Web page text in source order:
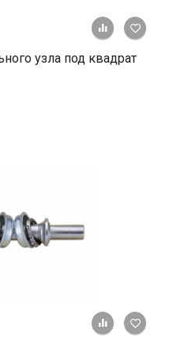
+ К
узла под квадрат
+ К